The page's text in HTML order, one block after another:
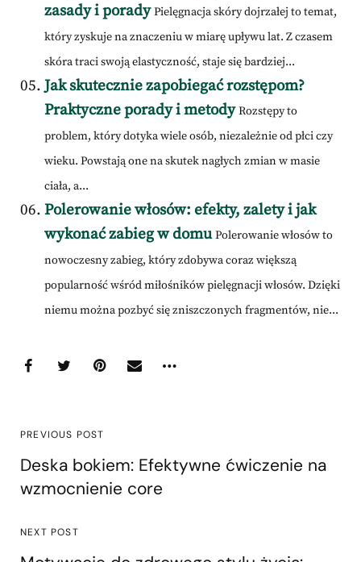
zasady i porady Pielęgnacja skóry dojrzałej to temat,
który zyskuje na znaczeniu w miarę upływu lat. Z czasem
skóra traci swoją elastyczność, staje się bardziej...
Jak skutecznie zapobiegać rozstępom?
Praktyczne porady i metody Rozstępy to
problem, który dotyka wiele osób, niezależnie od płci czy
wieku. Powstają one na skutek nagłych zmian w masie
ciała, a...
Polerowanie włosów: efekty, zalety i jak
wykonać zabieg w domu Polerowanie włosów to
nowoczesny zabieg, który zdobywa coraz większą
popularność wśród miłośników pielęgnacji włosów. Dzięki
niemu można pozbyć się zniszczonych fragmentów, nie...
PREVIOUS POST
Deska bokiem: Efektywne ćwiczenie na
wzmocnienie core
NEXT POST